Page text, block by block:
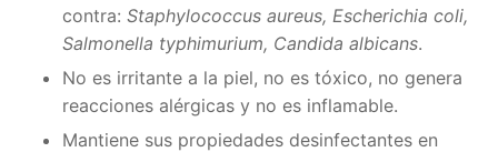
contra: Staphylococcus aureus, Escherichia coli,
Salmonella typhimurium, Candida albicans.
No es irritante a la piel, no es tóxico, no genera
reacciones alérgicas y no es inflamable.
Mantiene sus propiedades desinfectantes en